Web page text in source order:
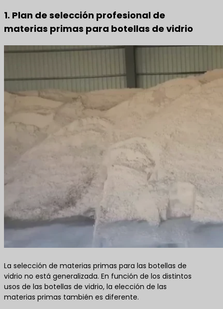
1. Plan de selección profesional de
materias primas para botellas de vidrio
La selección de materias primas para las botellas de
vidrio no está generalizada. En función de los distintos
usos de las botellas de vidrio, la elección de las
materias primas también es diferente.